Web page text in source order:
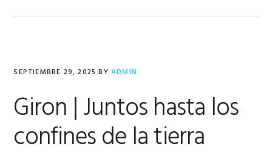
SEPTIEMBRE 29, 2025 BYADMIN
Giron | Juntos hasta los
confines de la tierra